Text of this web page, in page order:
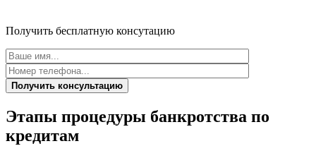
Получить бесплатную консутацию
Получить консультацию
Этапы процедуры банкротства по
кредитам